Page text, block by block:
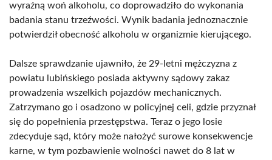
wyraźną woń alkoholu, co doprowadziło do wykonania
badania stanu trzeźwości. Wynik badania jednoznacznie
potwierdził obecność alkoholu w organizmie kierującego.
Dalsze sprawdzanie ujawniło, że 29-letni mężczyzna z
powiatu lubińskiego posiada aktywny sądowy zakaz
prowadzenia wszelkich pojazdów mechanicznych.
Zatrzymano go i osadzono w policyjnej celi, gdzie przyznał
się do popełnienia przestępstwa. Teraz o jego losie
zdecyduje sąd, który może nałożyć surowe konsekwencje
karne, w tym pozbawienie wolności nawet do 8 lat w